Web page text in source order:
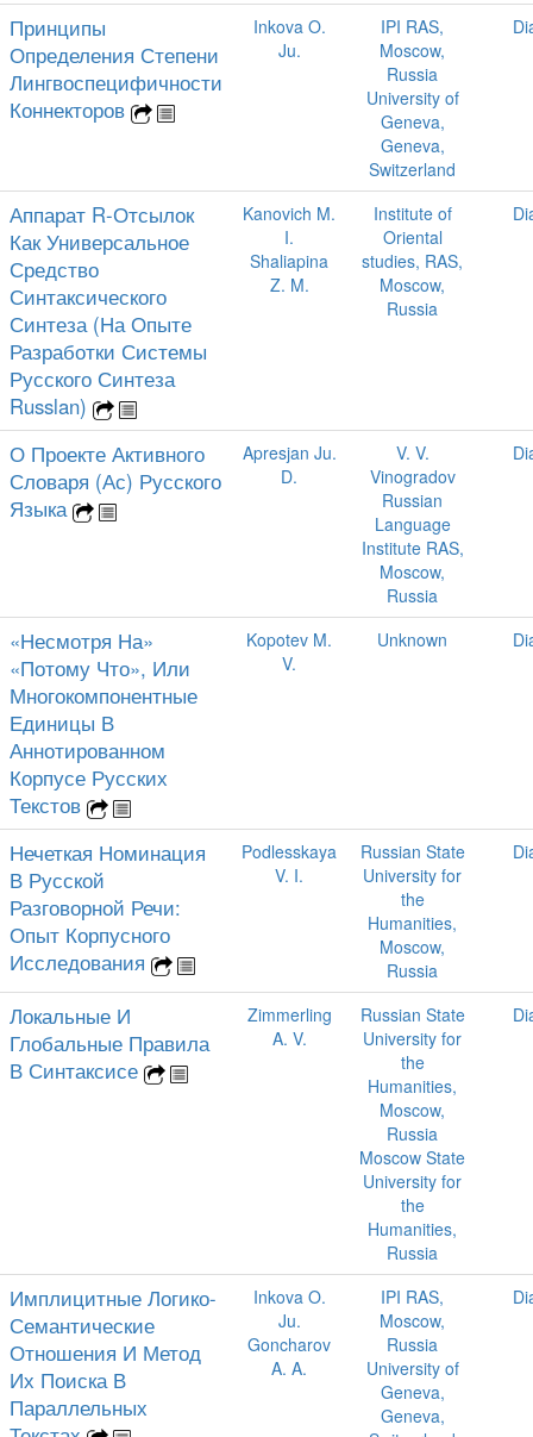
Принципы
Определения Степени
Лингвоспецифичности
Коннекторов
Inkova O.
Ju.
IPI RAS,
Moscow,
Russia
University of
Geneva,
Geneva,
Switzerland
Аппарат R-Отсылок
Как Универсальное
Средство
Синтаксического
Синтеза (На Опыте
Разработки Системы
Русского Синтеза
Russlan)
Kanovich M.
I.
Shaliapina
Z. M.
Institute of
Oriental
studies, RAS,
Moscow,
Russia
О Проекте Активного
Словаря (Ас) Русского
Языка
Apresjan Ju.
D.
V. V.
Vinogradov
Russian
Language
Institute RAS,
Moscow,
Russia
«Несмотря На»
«Потому Что», Или
Многокомпонентные
Единицы В
Аннотированном
Корпусе Русских
Текстов
Kopotev M.
V.
Unknown
Нечеткая Номинация
В Русской
Разговорной Речи:
Опыт Корпусного
Исследования
Podlesskaya
V. I.
Russian State
University for
the
Humanities,
Moscow,
Russia
Локальные И
Глобальные Правила
В Синтаксисе
Zimmerling
A. V.
Russian State
University for
the
Humanities,
Moscow,
Russia
Moscow State
University for
the
Humanities,
Russia
Имплицитные Логико-
Семантические
Отношения И Метод
Их Поиска В
Параллельных
Inkova O.
Ju.
Goncharov
A. A.
IPI RAS,
Moscow,
Russia
University of
Geneva,
Geneva,